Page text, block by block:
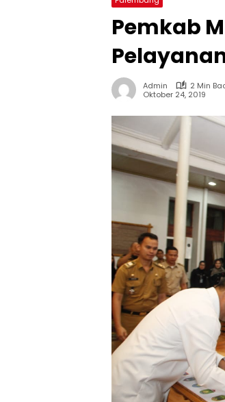
Pemkab
Admin
2 Min
Oktober 24, 2019